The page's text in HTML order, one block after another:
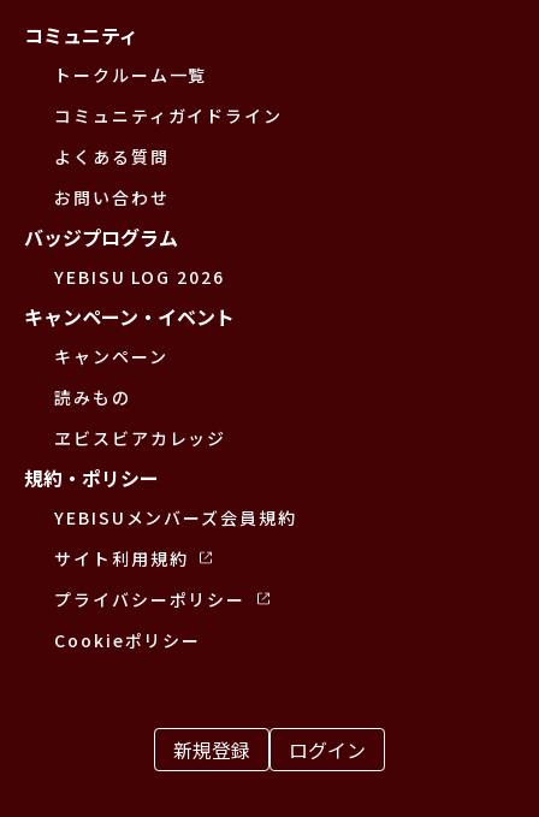
コミュニティ
トークルーム一覧
コミュニティガイドライン
よくある質問
お問い合わせ
バッジプログラム
YEBISU LOG 2026
キャンペーン・イベント
キャンペーン
読みもの
ヱビスビアカレッジ
規約・ポリシー
YEBISUメンバーズ会員規約
サイト利用規約
プライバシーポリシー
Cookieポリシー
新規登録 ログイン